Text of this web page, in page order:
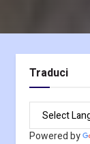
Traduci
Powered by